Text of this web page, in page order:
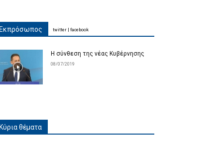
Εκπρόσωπος
Η σύνθεση της νέας Κυβέρνησης
08/07/2019
twitter facebook
Κύρια θέματα